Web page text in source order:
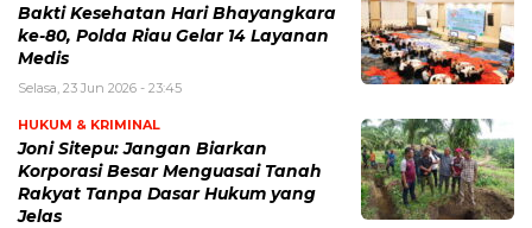
Bakti Kesehatan Hari Bhayangkara
ke-80, Polda Riau Gelar 14 Layanan
Medis
Selasa, 23 Jun 2026 - 23:45
HUKUM & KRIMINAL
Joni Sitepu: Jangan Biarkan
Korporasi Besar Menguasai Tanah
Rakyat Tanpa Dasar Hukum yang
Jelas